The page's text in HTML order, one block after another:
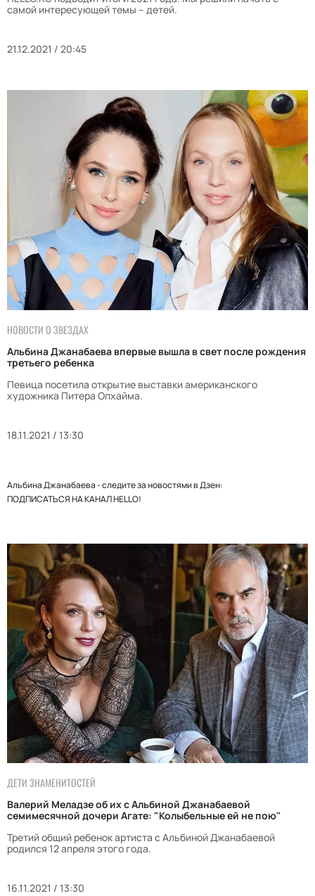
самой интересующей темы – детей.
21.12.2021 / 20:45
НОВОСТИ О ЗВЕЗДАХ
Альбина Джанабаева впервые вышла в свет после рождения
третьего ребенка
Певица посетила открытие выставки американского
художника Питера Опхайма.
18.11.2021 / 13:30
Альбина Джанабаева - следите за новостями в Дзен:
ПОДПИСАТЬСЯ НА КАНАЛ HELLO!
ДЕТИ ЗНАМЕНИТОСТЕЙ
Валерий Меладзе об их с Альбиной Джанабаевой
семимесячной дочери Агате: "Колыбельные ей не пою"
Третий общий ребенок артиста с Альбиной Джанабаевой
родился 12 апреля этого года.
16.11.2021 / 13:30